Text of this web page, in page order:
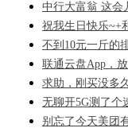
中行大富翁 这会
祝我生日快乐~+
不到10元一斤的
联通云盘App，
求助，刚买没多
无聊开5G测了个
别忘了今天美团